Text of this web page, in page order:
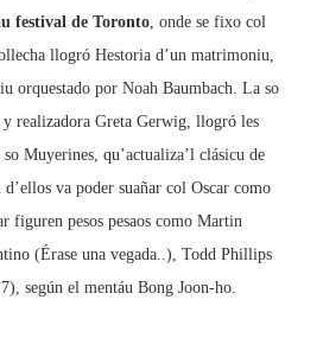
festival de Toronto, onde se fixo col
llogró Hestoria d’un matrimoniu,
orquestado por Noah Baumbach. La so
realizadora Greta Gerwig, llogró les
Muyerines, qu’actualiza’l clásicu de
va poder suañar col Oscar como
figuren pesos pesaos como Martin
(Érase una vegada..), Todd Phillips
según el mentáu Bong Joon-ho.